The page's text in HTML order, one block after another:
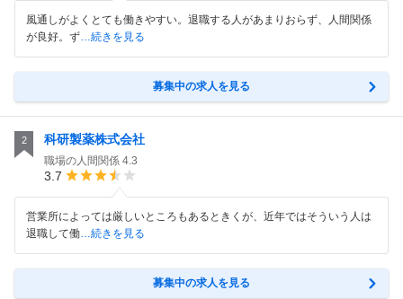
風通しがよくとても働きやすい。退職する人があまりおらず、人間関係
が良好。ず…続きを見る
募集中の求人を見る
2 科研製薬株式会社
職場の人間関係 4.3
3.7
営業所によっては厳しいところもあるときくが、近年ではそういう人は
退職して働…続きを見る
募集中の求人を見る